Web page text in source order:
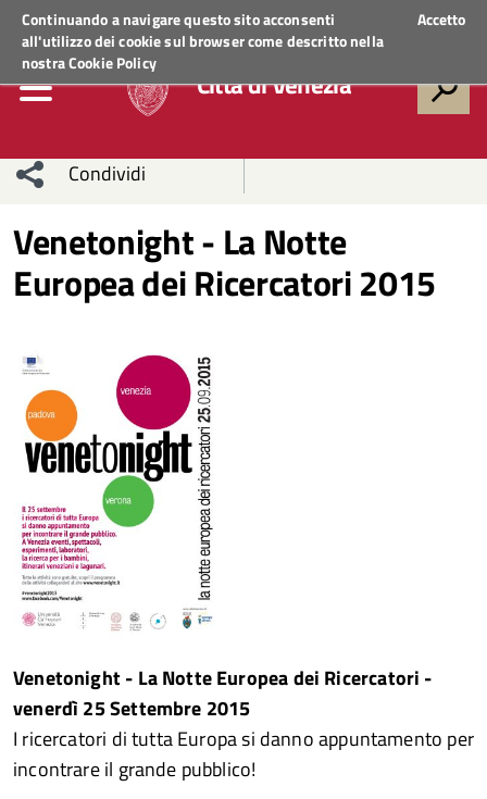
Continuando a navigare questo sito acconsenti
all'utilizzo dei cookie sul browser come descritto nella
nostraCookie Policy
Accetto
Regione VenetoACCEDI AI SERVIZI
Città di Venezia
Condividi
sui social
Condividi
Condividi
su
Condividi
Twitter
Facebook
Condividi
Whatsapp
Venetonight - La Notte
Europea dei Ricercatori 2015
Venetonight - La Notte Europea dei Ricercatori -
venerdì 25 Settembre 2015
I ricercatori di tutta Europa si danno appuntamento per
incontrare il grande pubblico!